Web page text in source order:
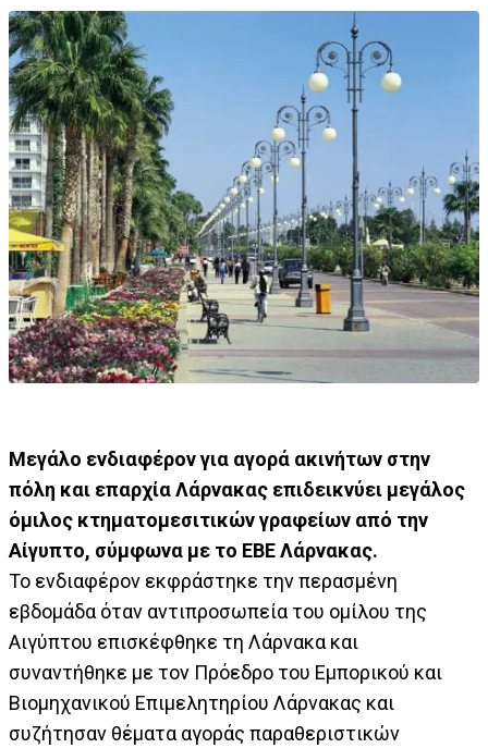
Μεγάλο ενδιαφέρον για αγορά ακινήτων στην
πόλη και επαρχία Λάρνακας επιδεικνύει μεγάλος
όμιλος κτηματομεσιτικών γραφείων από την
Αίγυπτο, σύμφωνα με το ΕΒΕ Λάρνακας.
Το ενδιαφέρον εκφράστηκε την περασμένη
εβδομάδα όταν αντιπροσωπεία του ομίλου της
Αιγύπτου επισκέφθηκε τη Λάρνακα και
συναντήθηκε με τον Πρόεδρο του Εμπορικού και
Βιομηχανικού Επιμελητηρίου Λάρνακας και
συζήτησαν θέματα αγοράς παραθεριστικών